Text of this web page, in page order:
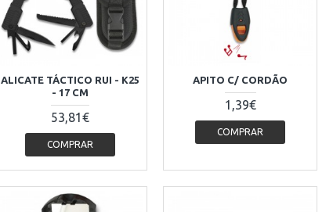
ALICATE TÁCTICO RUI - K25
- 17 CM
53,81€
COMPRAR
APITO C/ CORDÃO
1,39€
COMPRAR